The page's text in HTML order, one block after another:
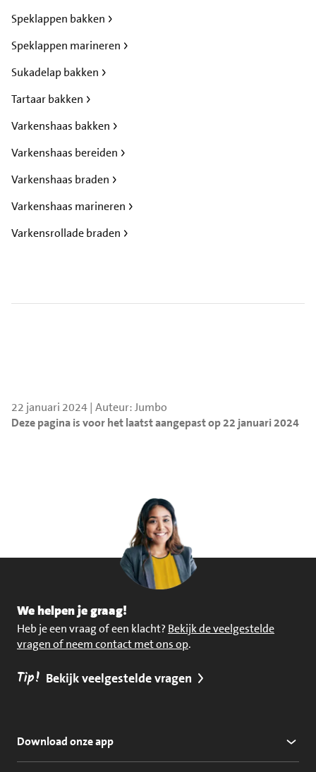
Speklappen bakken
Speklappen marineren
Sukadelap bakken
Tartaar bakken
Varkenshaas bakken
Varkenshaas bereiden
Varkenshaas braden
Varkenshaas marineren
Varkensrollade braden
22 januari 2024 | Auteur: Jumbo
Deze pagina is voor het laatst aangepast op 22 januari 2024
We helpen je graag!
Heb je een vraag of een klacht? Bekijk de veelgestelde
vragen of neem contact met ons op.
Tip! Bekijk veelgestelde vragen
Download onze app